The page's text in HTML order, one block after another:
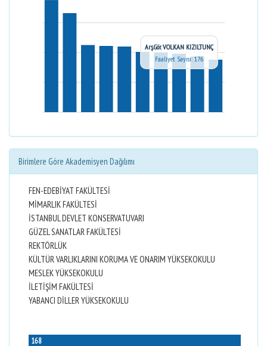
Arş.Gör. VOLKAN KIZILTUNÇ
Faaliyet Sayısı: 176
Birimlere Göre Akademisyen Dağılımı
FEN-EDEBİYAT FAKÜLTESİ
MİMARLIK FAKÜLTESİ
İSTANBUL DEVLET KONSERVATUVARI
GÜZEL SANATLAR FAKÜLTESİ
REKTÖRLÜK
KÜLTÜR VARLIKLARINI KORUMA VE ONARIM YÜKSEKOKULU
MESLEK YÜKSEKOKULU
İLETİŞİM FAKÜLTESİ
YABANCI DİLLER YÜKSEKOKULU
168